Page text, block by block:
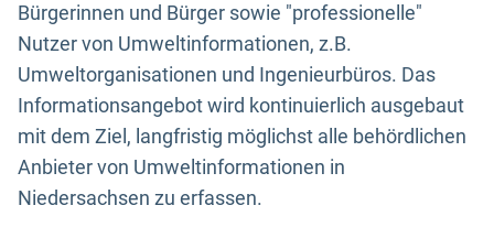
Bürgerinnen und Bürger sowie "professionelle"
Nutzer von Umweltinformationen, z.B.
Umweltorganisationen und Ingenieurbüros. Das
Informationsangebot wird kontinuierlich ausgebaut
mit dem Ziel, langfristig möglichst alle behördlichen
Anbieter von Umweltinformationen in
Niedersachsen zu erfassen.